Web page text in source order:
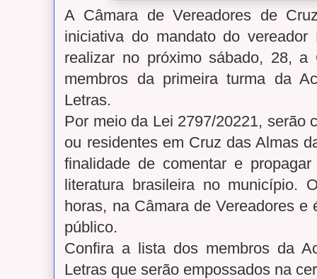
A Câmara de Vereadores de
iniciativa do mandato do
realizar no próximo sábado, 28, a
membros da primeira turma da
Letras.
Por meio da Lei 2797/20221, serão
ou residentes em Cruz das Almas
finalidade de comentar e
literatura brasileira no município.
horas, na Câmara de Vereadores e
público.
Confira a lista dos membros da
Letras que serão empossados na